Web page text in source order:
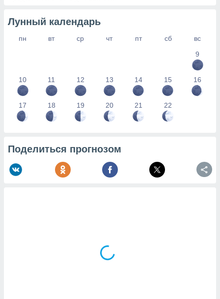
Лунный календарь
пн вт ср чт пт сб
вс
9
10 11 12 13 14 15 16
17 18 19 20 21 22
Поделиться прогнозом